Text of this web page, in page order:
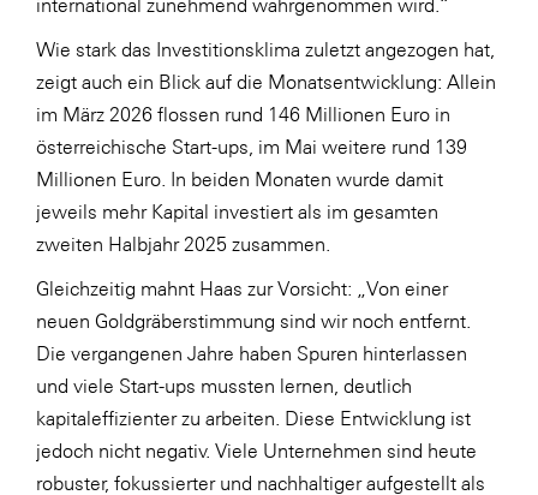
international zunehmend wahrgenommen wird.“
Wie stark das Investitionsklima zuletzt angezogen hat,
zeigt auch ein Blick auf die Monatsentwicklung: Allein
im März 2026 flossen rund 146 Millionen Euro in
österreichische Start-ups, im Mai weitere rund 139
Millionen Euro. In beiden Monaten wurde damit
jeweils mehr Kapital investiert als im gesamten
zweiten Halbjahr 2025 zusammen.
Gleichzeitig mahnt Haas zur Vorsicht: „Von einer
neuen Goldgräberstimmung sind wir noch entfernt.
Die vergangenen Jahre haben Spuren hinterlassen
und viele Start-ups mussten lernen, deutlich
kapitaleffizienter zu arbeiten. Diese Entwicklung ist
jedoch nicht negativ. Viele Unternehmen sind heute
robuster, fokussierter und nachhaltiger aufgestellt als